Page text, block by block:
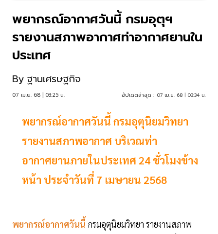
พยากรณ์อากาศวันนี้ กรมอุตุฯ
รายงานสภาพอากาศท่าอากาศยานใน
ประเทศ
By ฐานเศรษฐกิจ
07 เม.ย. 68 | 03:25 น. อัปเดตล่าสุด : 07 เม.ย. 68 | 03:34 น.
พยากรณ์อากาศวันนี้ กรมอุตุนิยมวิทยา
รายงานสภาพอากาศ บริเวณท่า
อากาศยานภายในประเทศ 24 ชั่วโมงข้าง
หน้า ประจำวันที่ 7 เมษายน 2568
พยากรณ์อากาศวันนี้ กรมอุตุนิยมวิทยา รายงานสภาพ